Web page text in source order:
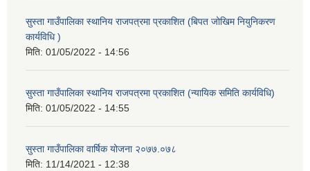
सुस्ता गाउँपालिका स्थानिय राजपत्रमा प्रकाशित (बिपत जोखिम नियुनिकरण
कार्यविधि )
मिति: 01/05/2022 - 14:56
सुस्ता गाउँपालिका स्थानिय राजपत्रमा प्रकाशित (न्यायिक समिति कार्यविधि)
मिति: 01/05/2022 - 14:55
सुस्ता गाउँपालिका वार्षिक योजना २०७७.०७८
मिति: 11/14/2021 - 12:38